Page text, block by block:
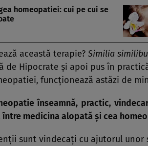
homeopatiei: cui pe cui se
această terapie? Similia
de Hipocrate şi apoi pus în
funcţionează astăzi de
înseamnă, practic,
medicina alopată şi cea
sunt vindecaţi cu ajutorul unor